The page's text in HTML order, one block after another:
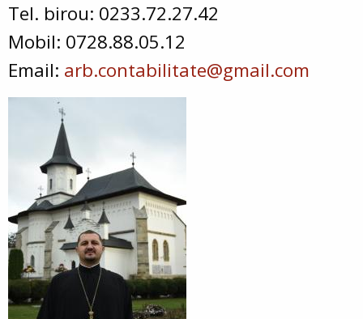
Tel. birou: 0233.72.27.42
Mobil: 0728.88.05.12
Email: arb.contabilitate@gmail.com